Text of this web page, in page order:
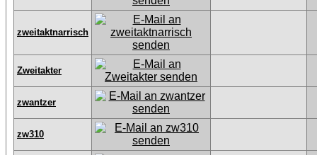
zweitaktnarrisch
Zweitakter
zwantzer
zw310